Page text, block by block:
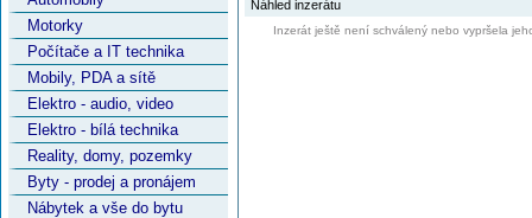
Motorky
Počítače a IT technika
Mobily, PDA a sítě
Elektro - audio, video
Elektro - bílá technika
Reality, domy, pozemky
Byty - prodej a pronájem
Nábytek a vše do bytu
Náhled inzerátu
Inzerát ještě není schválený nebo vypršela